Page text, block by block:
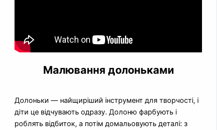
Малювання долоньками
Долоньки — найщиріший інструмент для творчості, і
діти це відчувають одразу. Долоню фарбують і
роблять відбиток, а потім домальовують деталі: з